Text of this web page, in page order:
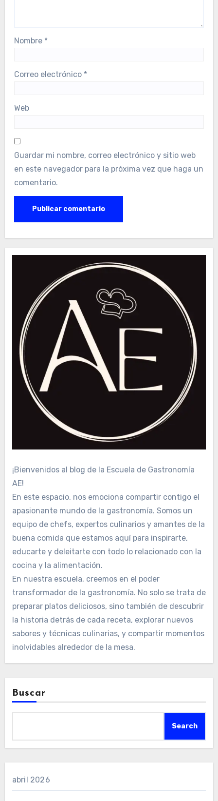
Nombre *
Correo electrónico *
Web
Guardar mi nombre, correo electrónico y sitio web
en este navegador para la próxima vez que haga un
comentario.
¡Bienvenidos al blog de la Escuela de Gastronomía
AE!
En este espacio, nos emociona compartir contigo el
apasionante mundo de la gastronomía. Somos un
equipo de chefs, expertos culinarios y amantes de la
buena comida que estamos aquí para inspirarte,
educarte y deleitarte con todo lo relacionado con la
cocina y la alimentación.
En nuestra escuela, creemos en el poder
transformador de la gastronomía. No solo se trata de
preparar platos deliciosos, sino también de descubrir
la historia detrás de cada receta, explorar nuevos
sabores y técnicas culinarias, y compartir momentos
inolvidables alrededor de la mesa.
Buscar
Search
abril 2026